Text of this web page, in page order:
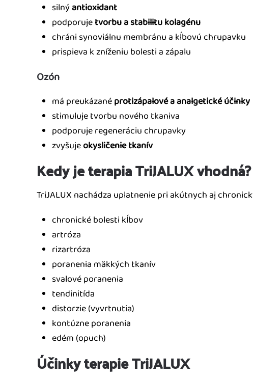
silnýantioxidant
podporujetvorbu a stabilitu kolagénu
chráni synoviálnu membránu a kĺbovú chrupavku
prispieva k zníženiu bolesti a zápalu
Ozón
má preukázanéprotizápalové a analgetické účinky
stimuluje tvorbu nového tkaniva
podporuje regeneráciu chrupavky
zvyšujeokysličenie tkanív
Kedy je terapia TriJALUX vhodná?
TriJALUX nachádza uplatnenie pri akútnych aj
chronické bolesti kĺbov
artróza
rizartróza
poranenia mäkkých tkanív
svalové poranenia
tendinitída
distorzie (vyvrtnutia)
kontúzne poranenia
edém (opuch)
Účinky terapie TriJALUX